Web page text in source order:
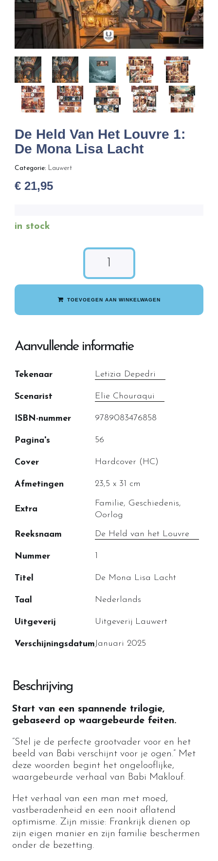
De Held Van Het Louvre 1:
De Mona Lisa Lacht
Categorie: Lauwert
€ 21,95
in stock
TOEVOEGEN AAN WINKELWAGEN
Aanvullende informatie
Tekenaar Letizia Depedri
Scenarist Elie Chouraqui
ISBN-nummer 9789083476858
Pagina's 56
Cover Hardcover (HC)
Afmetingen 23,5 x 31 cm
Extra
Familie, Geschiedenis,
Oorlog
Reeksnaam De Held van het Louvre
Nummer 1
Titel De Mona Lisa Lacht
Taal Nederlands
Uitgeverij Uitgeverij Lauwert
VerschijningsdatumJanuari 2025
Beschrijving
Start van een spannende trilogie,
gebaseerd op waargebeurde feiten.
“Stel je de perfecte grootvader voor en het
beeld van Babi verschijnt voor je ogen.” Met
deze woorden begint het ongelooflijke,
waargebeurde verhaal van Babi Maklouf.
Het verhaal van een man met moed,
vastberadenheid en een nooit aflatend
optimisme. Zijn missie: Frankrijk dienen op
zijn eigen manier en zijn familie beschermen
onder de bezetting.